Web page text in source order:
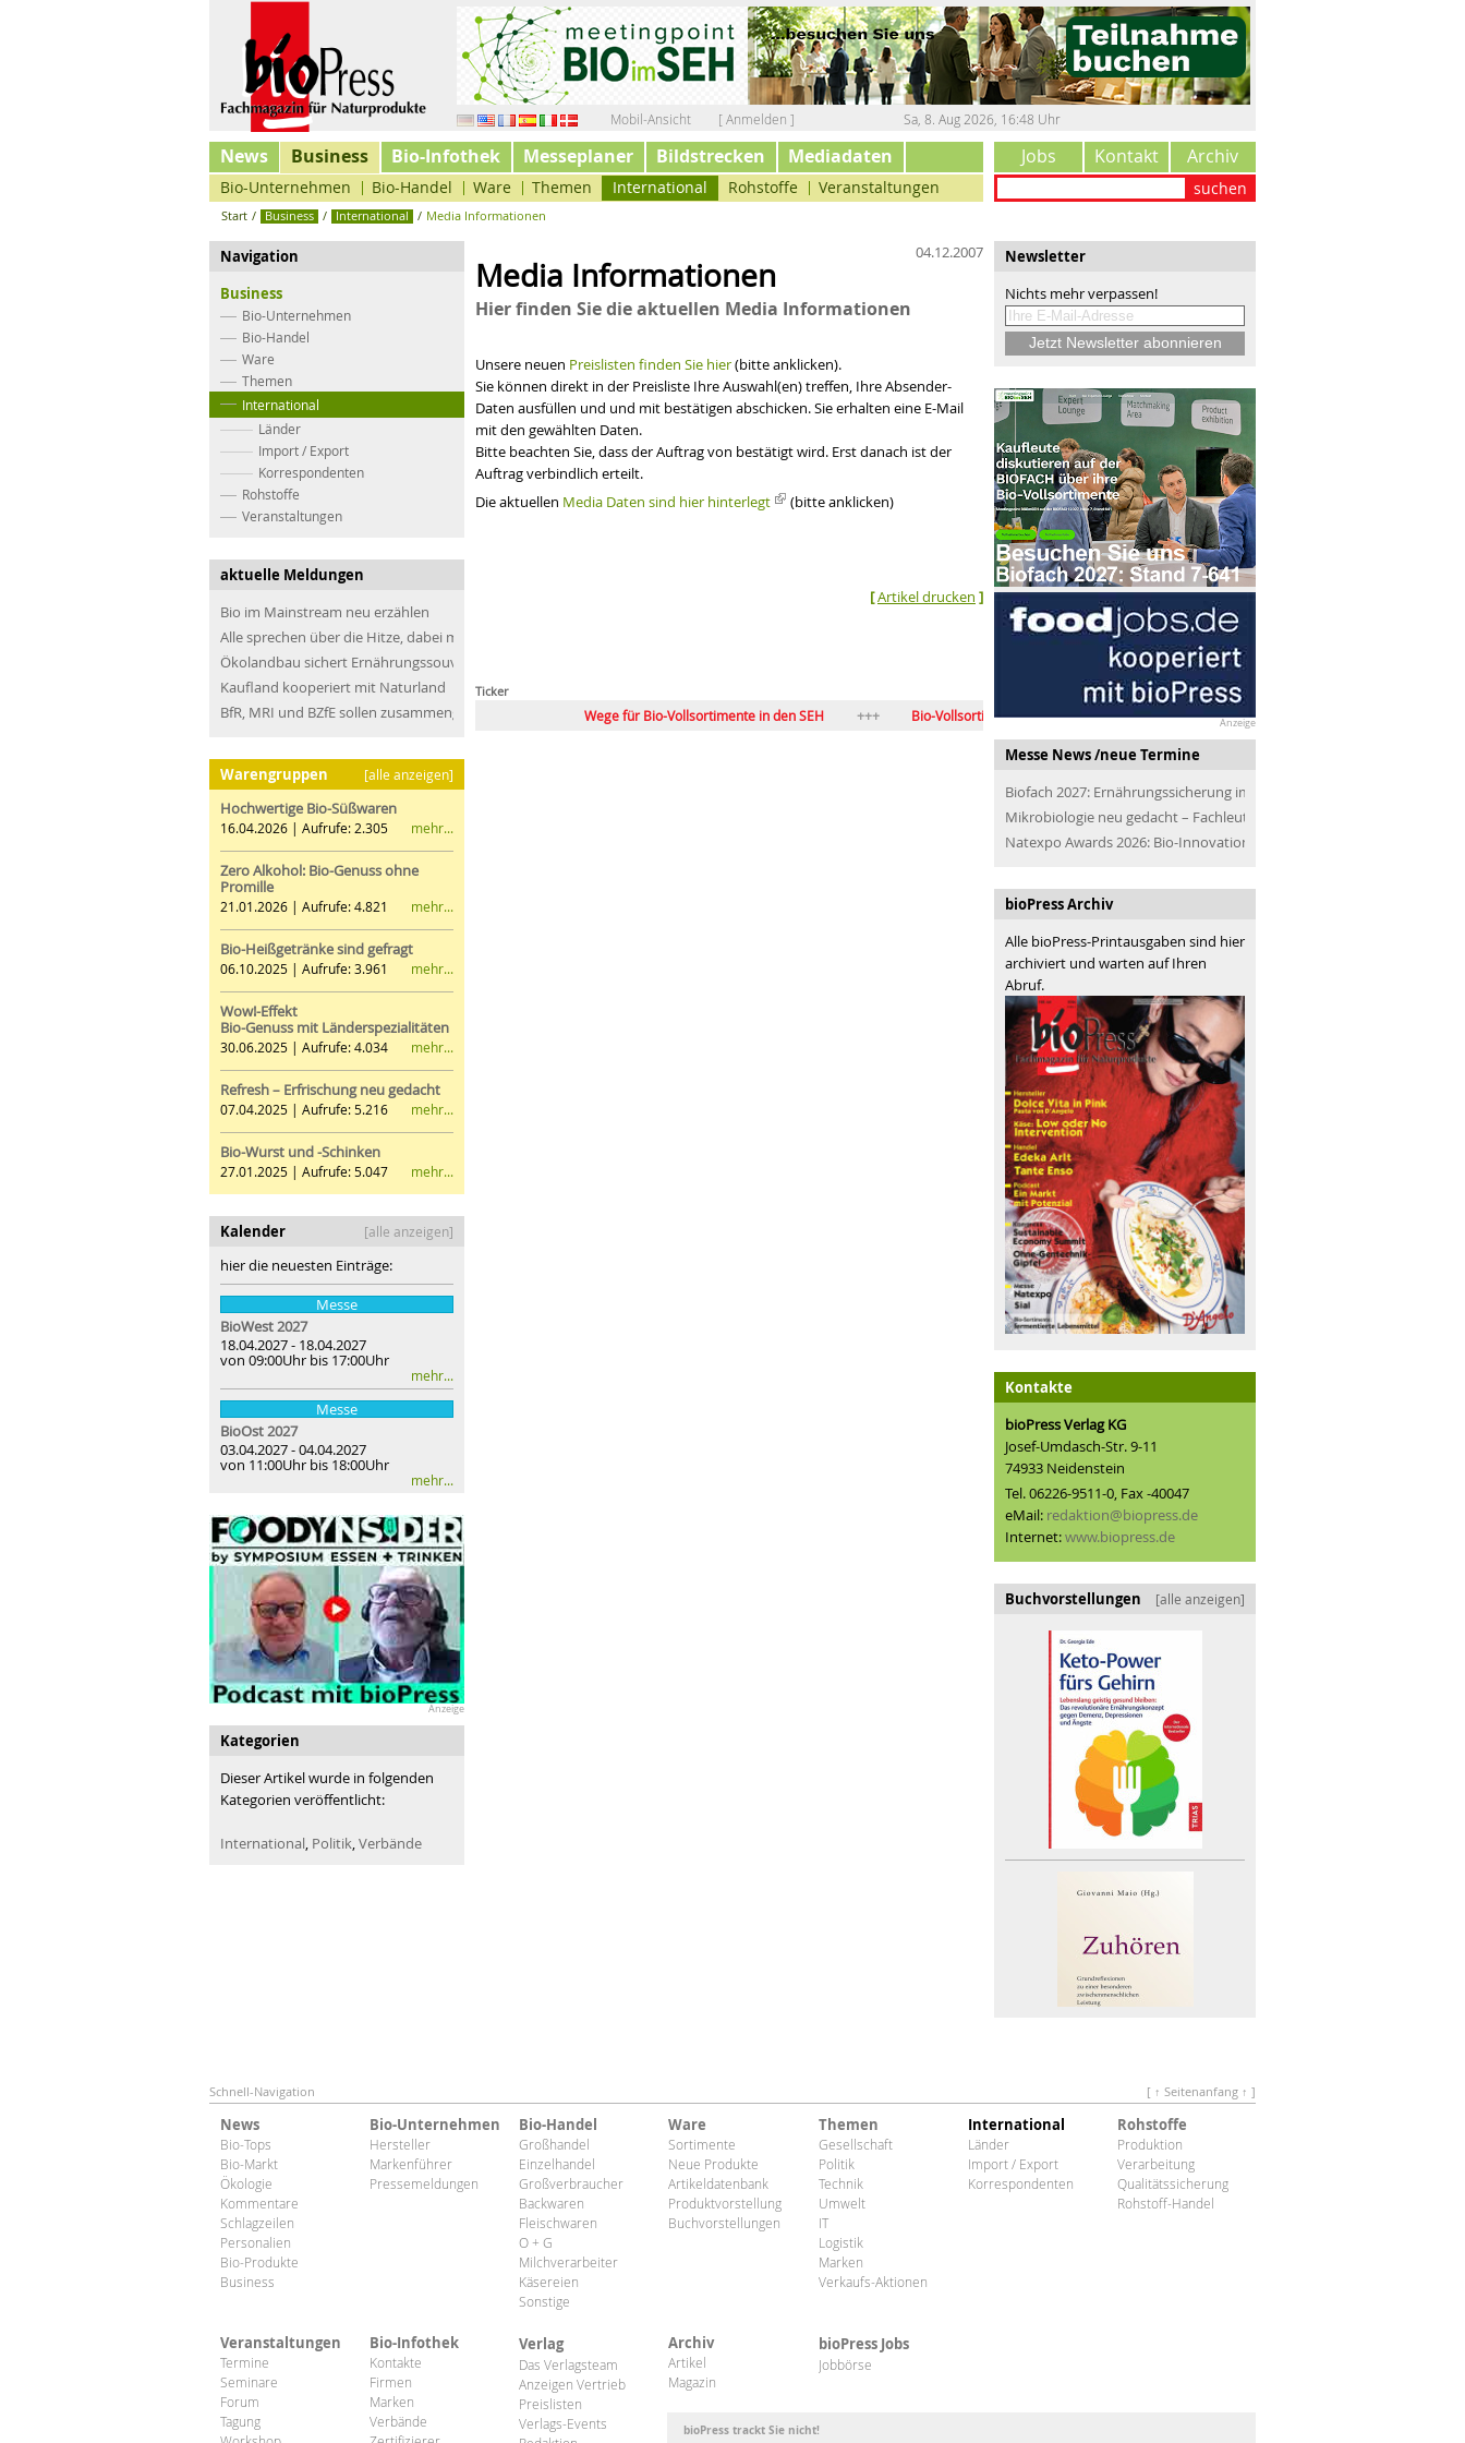
Mobil-Ansicht [ Anmelden ] Sa, 8. Aug 2026 16:48 Uhr
News Business
Bio-Unternehmen Bio-Handel Ware Themen International Rohstoffe Veranstaltungen
Bio-Infothek Messeplaner Bildstrecken Mediadaten Jobs Kontakt Archiv
suchen
Start / Business / International / Media Informationen
Navigation
Business
Bio-Unternehmen
Bio-Handel
Ware
Themen
International
Länder
Import / Export
Korrespondenten
Rohstoffe
Veranstaltungen
aktuelle Meldungen
Bio im Mainstream neu erzählen
Alle sprechen über die Hitze, dabei müssen wir über die Dürre sprechen
Ökolandbau sichert Ernährungssouveränität
Kaufland kooperiert mit Naturland
BfR, MRI und BZfE sollen zusammengeführt werden
Warengruppen [alle anzeigen]
Hochwertige Bio-Süßwaren
16.04.2026 | Aufrufe: 2.305 mehr...
Zero Alkohol: Bio-Genuss ohne
Promille
21.01.2026 | Aufrufe: 4.821 mehr...
Bio-Heißgetränke sind gefragt
06.10.2025 | Aufrufe: 3.961 mehr...
Wow!-Effekt
Bio-Genuss mit Länderspezialitäten
30.06.2025 | Aufrufe: 4.034 mehr...
Refresh – Erfrischung neu gedacht
07.04.2025 | Aufrufe: 5.216 mehr...
Bio-Wurst und -Schinken
27.01.2025 | Aufrufe: 5.047 mehr...
Kalender [alle anzeigen]
hier die neuesten Einträge:
Messe
BioWest 2027
18.04.2027 - 18.04.2027
von 09:00Uhr bis 17:00Uhr
mehr...
Messe
BioOst2027
03.04.2027 - 04.04.2027
von 11:00Uhr bis 18:00Uhr
mehr...
Anzeige
Kategorien
Dieser Artikel wurde in folgenden
Kategorien veröffentlicht:
International Politik Verbände
04.12.2007
Media Informationen
Hier finden Sie die aktuellen Media Informationen
Unsere neuen Preislisten finden Sie hier(bitte anklicken).
Sie können direkt in der Preisliste Ihre Auswahl(en) treffen, Ihre Absender-
Daten ausfüllen und und mit bestätigen abschicken. Sie erhalten eine E-Mail
mit den gewählten Daten.
Bitte beachten Sie, dass der Auftrag von bestätigt wird. Erst danach ist der
Auftrag verbindlich erteilt.
Die aktuellen Media Daten sind hier hinterlegt (bitte anklicken)
[Artikel drucken ]
Ticker
Wege für Bio-Vollsortimente in den SEH Bio-Vollsortiment im LEH: zwischen Anspruch und Realität
Vision 50 Prozent Bio im LEH?
Newsletter
Nichts mehr verpassen!
Anzeige
Messe News /neue Termine
Biofach 2027: Ernährungssicherung im Blick
Mikrobiologie neu gedacht – Fachleute der Branche treffen
Natexpo Awards 2026: Bio-Innovationen für alle
bioPress Archiv
Alle bioPress-Printausgaben sind hier
archiviert und warten auf Ihren
Abruf.
Kontakte
bioPress Verlag KG
Josef-Umdasch-Str. 9-11
74933 Neidenstein
Tel. 06226-9511-0, Fax -40047
eMail: redaktion@biopress.de
Internet:www.biopress.de
Buchvorstellungen [alle anzeigen]
Schnell-Navigation [ ↑ Seitenanfang ↑ ]
News
Bio-Tops
Bio-Markt
Ökologie
Kommentare
Schlagzeilen
Personalien
Bio-Produkte
Business
Bio-Unternehmen
Hersteller
Markenführer
Pressemeldungen
Bio-Handel
Großhandel
Einzelhandel
Großverbraucher
Backwaren
Fleischwaren
O + G
Milchverarbeiter
Käsereien
Sonstige
Ware
Sortimente
Neue Produkte
Artikeldatenbank
Produktvorstellung
Buchvorstellungen
Themen
Gesellschaft
Politik
Technik
Umwelt
IT
Logistik
Marken
Verkaufs-Aktionen
International
Länder
Import / Export
Korrespondenten
Rohstoffe
Produktion
Verarbeitung
Qualitätssicherung
Rohstoff-Handel
Veranstaltungen
Termine
Seminare
Forum
Tagung
Bio-Infothek
Kontakte
Firmen
Marken
Verbände
Verlag
Das Verlagsteam
Anzeigen Vertrieb
Preislisten
Verlags-Events
Archiv
Artikel
Magazin
bioPress Jobs
Jobbörse
bioPress trackt Sie nicht!